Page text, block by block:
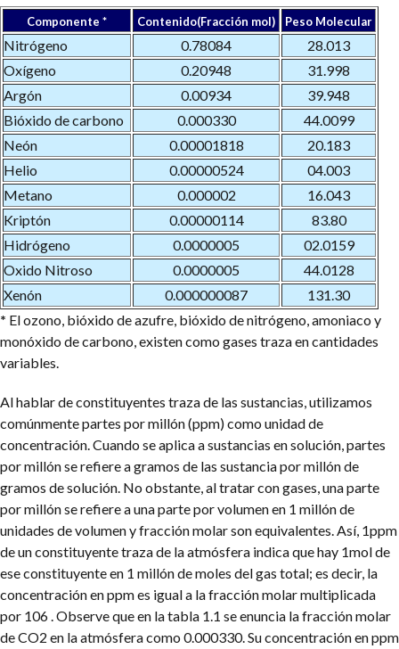
Componente * Contenido(Fracción mol) Peso Molecular
Nitrógeno 0.78084
28.013
Oxígeno
0.20948
31.998
Argón
0.00934
39.948
Bióxido de carbono
0.000330
44.0099
Neón
0.00001818
20.183
Helio
0.00000524
04.003
Metano
0.000002
16.043
Kriptón
0.00000114
83.80
Hidrógeno
0.0000005
02.0159
Oxido Nitroso
0.0000005
44.0128
Xenón
0.000000087
131.30
* El ozono, bióxido de azufre, bióxido de nitrógeno, amoniaco y
monóxido de carbono, existen como gases traza en cantidades
variables.
Al hablar de constituyentes traza de las sustancias, utilizamos
comúnmente partes por millón (ppm) como unidad de
concentración. Cuando se aplica a sustancias en solución, partes
por millón se refiere a gramos de las sustancia por millón de
gramos de solución. No obstante, al tratar con gases, una parte
por millón se refiere a una parte por volumen en 1 millón de
unidades de volumen y fracción molar son equivalentes. Así, 1ppm
de un constituyente traza de la atmósfera indica que hay 1mol de
ese constituyente en 1 millón de moles del gas total; es decir, la
concentración en ppm es igual a la fracción molar multiplicada
por 106 . Observe que en la tabla 1.1 se enuncia la fracción molar
de CO2 en la atmósfera como 0.000330. Su concentración en ppm